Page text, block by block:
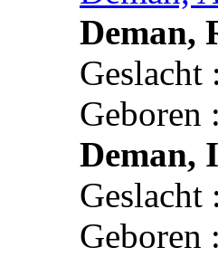
Deman,
Geslacht
Deman,
Geslacht
Geboren